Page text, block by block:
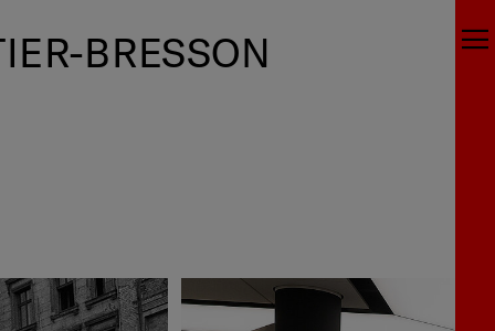
BRESSON